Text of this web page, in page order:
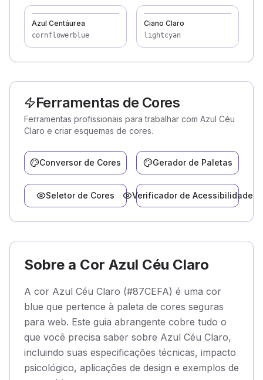
Azul Centáurea
cornflowerblue
Ciano Claro
lightcyan
Ferramentas de Cores
Ferramentas profissionais para trabalhar com Azul Céu
Claro e criar esquemas de cores.
Conversor de Cores Gerador de Paletas
Seletor de Cores Verificador de Acessibilidade
Sobre a Cor Azul Céu Claro
A cor Azul Céu Claro (#87CEFA) é uma cor
blue que pertence à paleta de cores seguras
para web. Este guia abrangente cobre tudo o
que você precisa saber sobre Azul Céu Claro,
incluindo suas especificações técnicas, impacto
psicológico, aplicações de design e exemplos de